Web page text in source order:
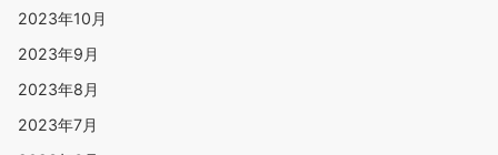
2023年10月
2023年9月
2023年8月
2023年7月